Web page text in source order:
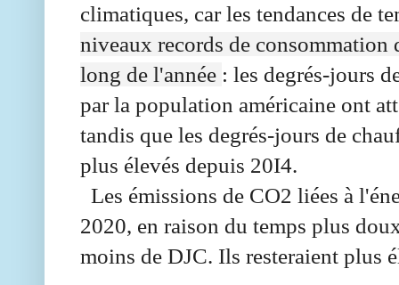
climatiques, car les tendances de
niveaux records de
long de l'année : les degrés-jours
par la population américaine ont
tandis que les degrés-jours de
plus élevés depuis 20I4.
Les émissions de CO2 liées à
2020, en raison du temps plus
moins de DJC. Ils resteraient plus